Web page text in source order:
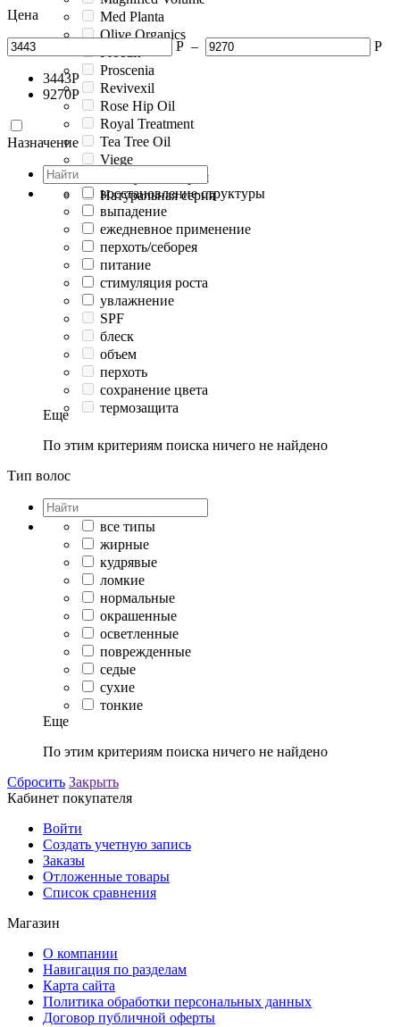
Med Planta
Olive Organics
Proedit
Proscenia
Revivexil
Rose Hip Oil
Royal Treatment
Tea Tree Oil
Viege
Жемчужная серия
Натуральная серия
Цена
Р – Р
3443Р
9270Р
Назначение
восстановление структуры
выпадение
ежедневное применение
перхоть/себорея
питание
стимуляция роста
увлажнение
SPF
блеск
объем
перхоть
сохранение цвета
термозащита
Еще
По этим критериям поиска ничего не найдено
Тип волос
все типы
жирные
кудрявые
ломкие
нормальные
окрашенные
осветленные
поврежденные
седые
сухие
тонкие
Еще
По этим критериям поиска ничего не найдено
Сбросить Закрыть
Кабинет покупателя
Войти
Создать учетную запись
Заказы
Отложенные товары
Список сравнения
Магазин
О компании
Навигация по разделам
Карта сайта
Политика обработки персональных данных
Договор публичной оферты